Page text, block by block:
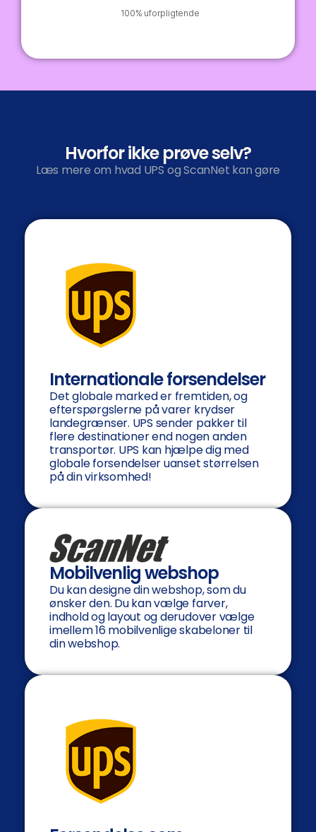
100% uforpligtende
Hvorfor ikke prøve selv?
Læs mere om hvad UPS og ScanNet kan gøre
Internationale forsendelser
Det globale marked er fremtiden, og
efterspørgslerne på varer krydser
landegrænser. UPS sender pakker til
flere destinationer end nogen anden
transportør. UPS kan hjælpe dig med
globale forsendelser uanset størrelsen
på din virksomhed!
Mobilvenlig webshop
Du kan designe din webshop, som du
ønsker den. Du kan vælge farver,
indhold og layout og derudover vælge
imellem 16 mobilvenlige skabeloner til
din webshop.